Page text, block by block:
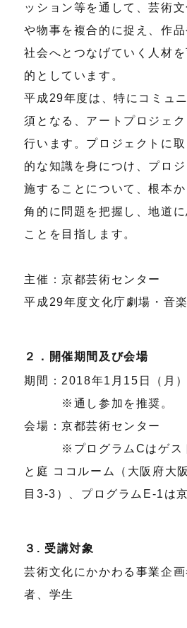
ボランティア
KACサポーター
京都芸術センターについて
京都芸術センターってどんなところ
京都芸術センターの歩み
概要・理念・運営体制
連携事業のご案内
お知らせ
お問い合わせ
閲覧支援
オフィシャルSNS
ッション等を通して、芸術
や物事を複合的に捉え、作
社会へとつなげていく人材
的としています。
平成29年度は、特にコミュ
須となる、アートプロジェ
行います。プロジェクトに
的な知識を身につけ、プロ
施することについて、根本
角的に問題を把握し、地道
ことを目指します。
主催：京都芸術センター
平成29年度文化庁劇場・音
２．開催期間及び会場
期間：2018年1月15日（月
※通し参加を推奨。
会場：京都芸術センター
※プログラムCはゲスト
と庭 ココルーム（大阪府大
目3-3）、プログラムE-1は
３. 受講対象
芸術文化にかかわる事業企
者、学生